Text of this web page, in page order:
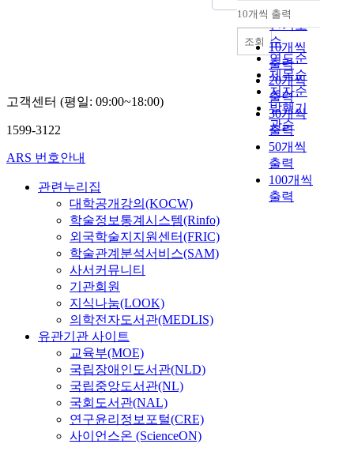
순
인기도
순
연도순
제목순
저자순
발행기
관순
내림차순
10개씩 출력
10개씩
출력
20개씩
출력
30개씩
출력
50개씩
출력
100개씩
출력
조회
고객센터 (평일: 09:00~18:00)
1599-3122
ARS 번호안내
관련누리집
대학공개강의(KOCW)
학술정보통계시스템(Rinfo)
외국학술지지원센터(FRIC)
학술관계분석서비스(SAM)
사서커뮤니티
기관회원
지식나눔(LOOK)
의학전자도서관(MEDLIS)
유관기관 사이트
교육부(MOE)
국립장애인도서관(NLD)
국립중앙도서관(NL)
국회도서관(NAL)
연구윤리정보포털(CRE)
사이언스온 (ScienceON)